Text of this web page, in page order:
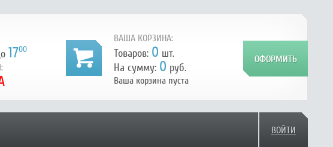
1700
ВАША КОРЗИНА:
Товаров: 0 шт.
На сумму: 0 руб.
Ваша корзина пуста
ВОЙТИ